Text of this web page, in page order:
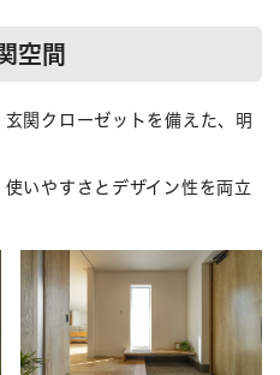
空間
関クローゼットを備えた、明
いやすさとデザイン性を両立